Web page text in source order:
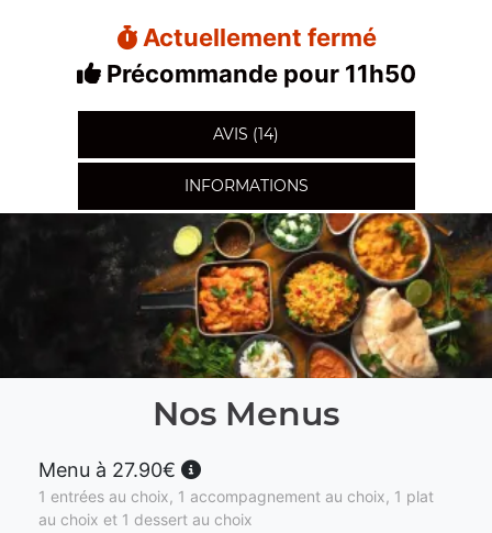
Actuellement fermé
Précommande pour 11h50
AVIS (14)
INFORMATIONS
Nos Menus
Menu à 27.90€
1 entrées au choix, 1 accompagnement au choix, 1 plat
au choix et 1 dessert au choix